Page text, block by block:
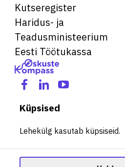
Kutseregister
Haridus- ja
Teadusministeerium
Eesti Töötukassa
Küpsised
Lehekülg kasutab küpsiseid.